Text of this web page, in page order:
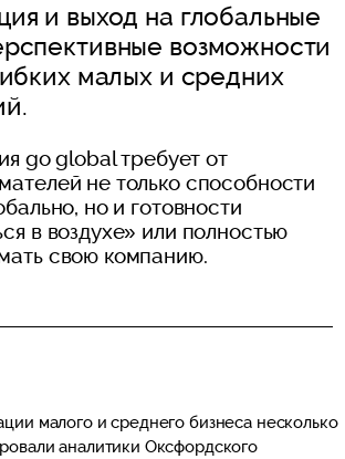
и выход на глобальные
возможности
малых и средних
go global требует от
не только способности
но и готовности
в воздухе» или полностью
свою компанию.
малого и среднего бизнеса несколько
аналитики Оксфордского